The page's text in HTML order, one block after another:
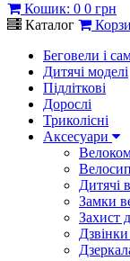
Кошик: 0 0 грн
Каталог
Беговели і
Дитячі моделі
Підліткові
Дорослі
Триколісні
Аксесуари
Дитячі
Замки
Захист